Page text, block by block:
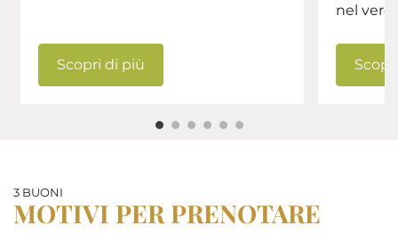
Scopri di più
nel
3 BUONI
MOTIVI PER PRENOTARE